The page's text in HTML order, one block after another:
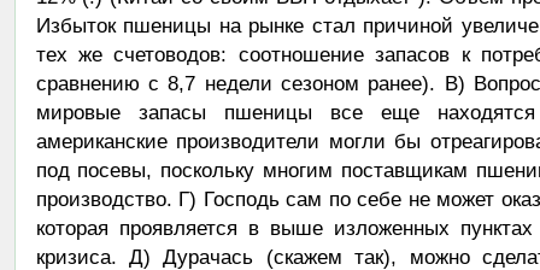
Избыток пшеницы на рынке стал причиной
тех же счетоводов: соотношение запасов к
сравнению с 8,7 недели сезоном ранее). В)
мировые запасы пшеницы все еще находятся
американские производители могли бы
под посевы, поскольку многим поставщикам
производство. Г) Господь сам по себе не может
которая проявляется в выше изложенных
кризиса. Д) Дурачась (скажем так), можно